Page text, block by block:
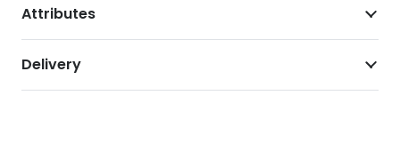
Attributes
Delivery